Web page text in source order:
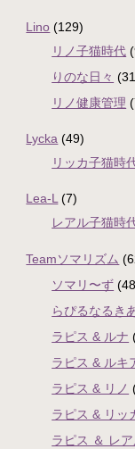
Lino (129)
リノ子猫時代
りのな日々
リノ健康管理
Lycka (49)
リッカ子猫時
Lea-L(7)
レアル子猫時
Teamソマリズム
ソマリ〜ず
らぴるなるき
ラピス & ルナ
ラピス & ルキ
ラピス & リノ
ラピス & リッ
ラピス ＆ レ